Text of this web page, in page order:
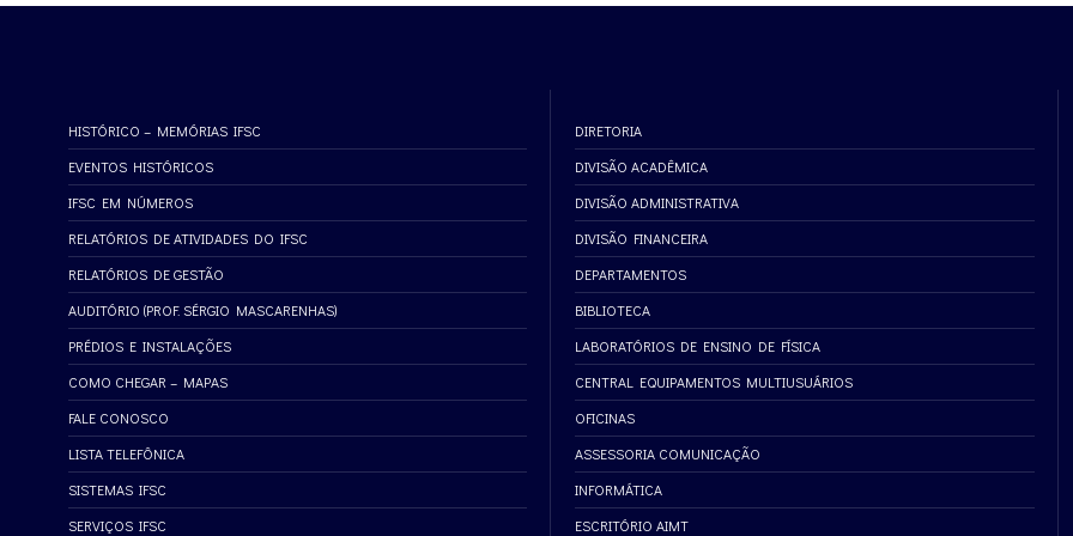
HISTÓRICO – MEMÓRIAS IFSC
EVENTOS HISTÓRICOS
IFSC EM NÚMEROS
RELATÓRIOS DE ATIVIDADES DO IFSC
RELATÓRIOS DE GESTÃO
AUDITÓRIO (PROF. SÉRGIO MASCARENHAS)
PRÉDIOS E INSTALAÇÕES
COMO CHEGAR – MAPAS
FALE CONOSCO
LISTA TELEFÔNICA
SISTEMAS IFSC
SERVIÇOS IFSC
DIRETORIA
DIVISÃO ACADÊMICA
DIVISÃO ADMINISTRATIVA
DIVISÃO FINANCEIRA
DEPARTAMENTOS
BIBLIOTECA
LABORATÓRIOS DE ENSINO DE FÍSICA
CENTRAL EQUIPAMENTOS MULTIUSUÁRIOS
OFICINAS
ASSESSORIA COMUNICAÇÃO
INFORMÁTICA
ESCRITÓRIO AIMT